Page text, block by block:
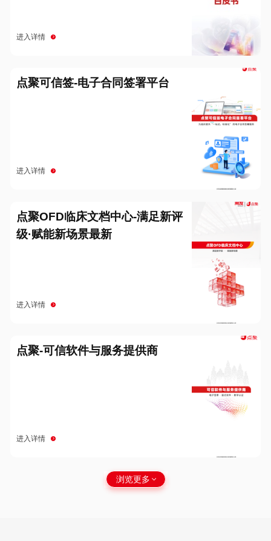
进入详情
点聚可信签-电子合同签署平台
进入详情
点聚OFD临床文档中心-满足新评
级·赋能新场景最新
进入详情
点聚-可信软件与服务提供商
进入详情
浏览更多